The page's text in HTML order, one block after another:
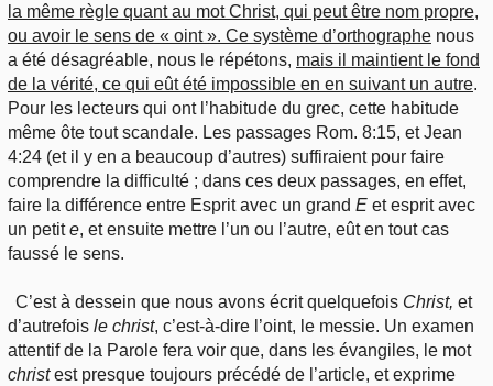
la même règle quant au mot Christ, qui peut être nom propre,
ou avoir le sens de « oint ». Ce système d’orthographe nous
a été désagréable, nous le répétons, mais il maintient le fond
de la vérité, ce qui eût été impossible en en suivant un autre.
Pour les lecteurs qui ont l’habitude du grec, cette habitude
même ôte tout scandale. Les passages Rom. 8:15, et Jean
4:24 (et il y en a beaucoup d’autres) suffiraient pour faire
comprendre la difficulté ; dans ces deux passages, en effet,
faire la différence entre Esprit avec un grand E et esprit avec
un petite, et ensuite mettre l’un ou l’autre, eût en tout cas
faussé le sens.
C’est à dessein que nous avons écrit quelquefois Christ,et
d’autrefois le christ, c’est-à-dire l’oint, le messie. Un examen
attentif de la Parole fera voir que, dans les évangiles, le mot
christest presque toujours précédé de l’article, et exprime